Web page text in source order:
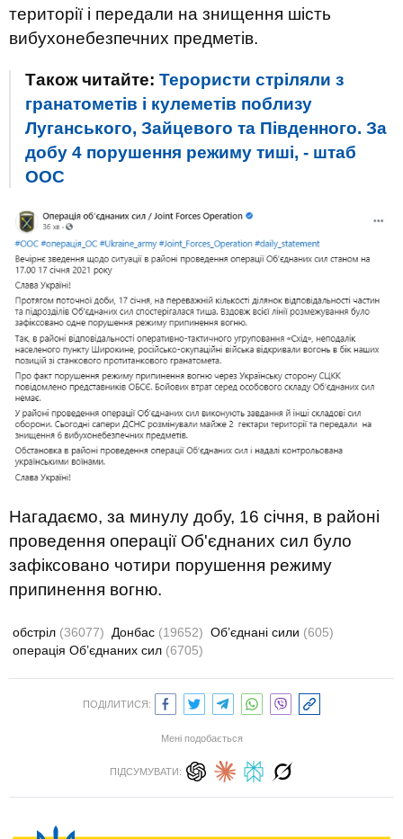
території і передали на знищення шість
вибухонебезпечних предметів.
Також читайте: Терористи стріляли з
гранатометів і кулеметів поблизу
Луганського, Зайцевого та Південного. За
добу 4 порушення режиму тиші, - штаб
ООС
Нагадаємо, за минулу добу, 16 січня, в районі
проведення операції Об'єднаних сил було
зафіксовано чотири порушення режиму
припинення вогню.
обстріл (36077) Донбас (19652) Об’єднані сили (605)
операція Об’єднаних сил (6705)
ПОДІЛИТИСЯ:
Мені подобається
ПІДСУМУВАТИ: